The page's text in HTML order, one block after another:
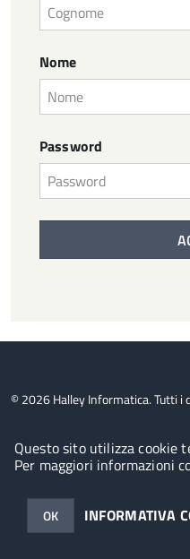
Questo sito utilizza cookie
Per maggiori informazioni
OK INFORMATIVA
Nome
Password
© 2026 Halley Informatica. Tutti i